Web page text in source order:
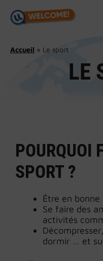
contenu
Accueil » Le sport
LE
POURQUOI
SPORT ?
Être en
Se faire des
activités
dormir … et